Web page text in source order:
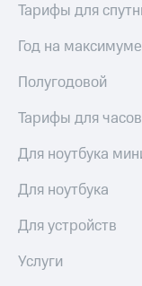
Тарифы для
Год на максимуме
Полугодовой
Тарифы для
Для ноутбука
Для ноутбука
Для устройств
Услуги